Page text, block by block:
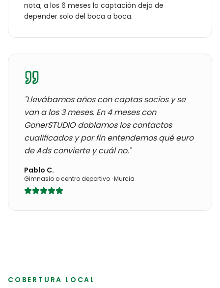
nota; a los 6 meses la captación deja de
depender solo del boca a boca.
"Llevábamos años concaptas socios y se
van a los 3 meses. En 4 meses con
GonerSTUDIO doblamos los contactos
cualificados y por fin entendemos qué euro
de Ads convierte y cuál no."
Pablo C.
Gimnasio o centro deportivo ·Murcia
COBERTURA LOCAL